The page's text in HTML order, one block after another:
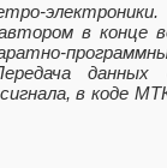
в конце
данных
в коде